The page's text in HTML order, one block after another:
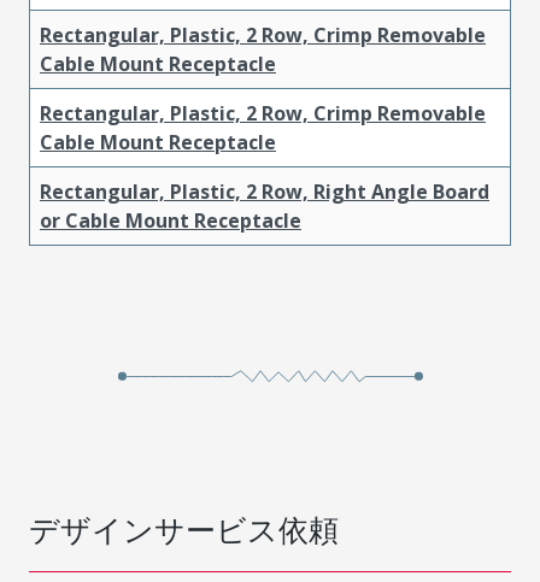
Rectangular, Plastic, 2 Row, Crimp Removable
Cable Mount Receptacle
Rectangular, Plastic, 2 Row, Crimp Removable
Cable Mount Receptacle
Rectangular, Plastic, 2 Row, Right Angle Board
or Cable Mount Receptacle
デザインサービス依頼